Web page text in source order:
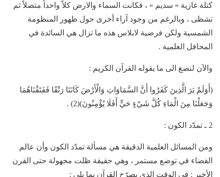
كتلة غازية « سديم » ، فكانت السماء والارض كلاً واحداً متصلاً ثم
تشظى ، وبالرغم من وجود آراء أخرى حول ظهور المنظومة
الشمسية ولكن فرضية لابلاس هذه ما تزال هي السائدة في
المحافل العلمية .
والآن لنصغ الى ما يقوله القرآن الكريم :
(أَوَلَمْ يَرَ الَّذِينَ كَفَرُوا أَنَّ السَّمَاوَاتِ وَالْأَرْضَ كَانَتَا رَتْقًا فَفَتَقْنَاهُمَا
وَجَعَلْنَا مِنَ الْمَاءِ كُلَّ شَيْءٍ حَيٍّ أَفَلَا يُؤْمِنُونَ)(2) .
2 ـ تمدّد الكون :
ومن المسائل العلمية الدقيقة هي مسألة تمدّد الكون وأن عالم
الفضاء في توضع مستمر ، وهي حقيقة ظلت مجهولة حتى القرن
الأخير ; في الوقت الذي يصرّح القرآن بما يلي :